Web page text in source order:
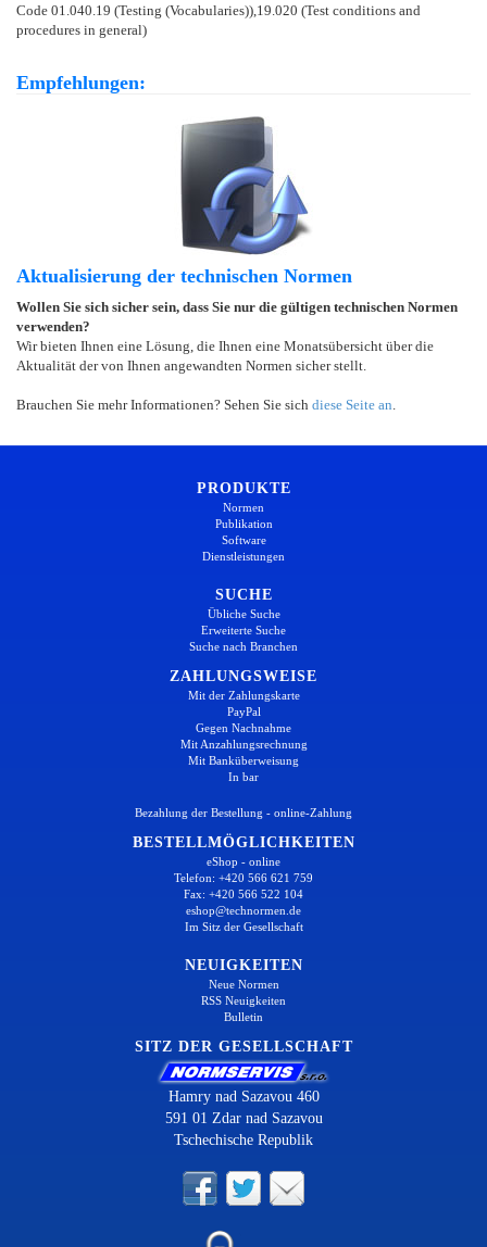
Code 01.040.19 (Testing (Vocabularies)),19.020 (Test conditions and
procedures in general)
Empfehlungen:
Aktualisierung der technischen Normen
Wollen Sie sich sicher sein, dass Sie nur die gültigen technischen Normen
verwenden?
Wir bieten Ihnen eine Lösung, die Ihnen eine Monatsübersicht über die
Aktualität der von Ihnen angewandten Normen sicher stellt.
Brauchen Sie mehr Informationen? Sehen Sie sich diese Seite an
PRODUKTE
Normen
Publikation
Software
Dienstleistungen
SUCHE
Übliche Suche
Erweiterte Suche
Suche nach Branchen
ZAHLUNGSWEISE
Mit der Zahlungskarte
PayPal
Gegen Nachnahme
Mit Anzahlungsrechnung
Mit Banküberweisung
In bar
Bezahlung der Bestellung - online-Zahlung
BESTELLMÖGLICHKEITEN
eShop - online
Telefon: +420 566 621 759
Fax: +420 566 522 104
eshop@technormen.de
Im Sitz der Gesellschaft
NEUIGKEITEN
Neue Normen
RSS Neuigkeiten
Bulletin
SITZ DER GESELLSCHAFT
Hamry nad Sazavou 460
591 01 Zdar nad Sazavou
Tschechische Republik